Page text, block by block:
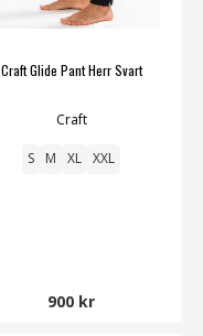
Craft Glide Pant Herr Svart
Craft
S M XL XXL
900 kr